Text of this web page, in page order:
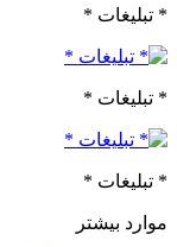
* تبلیغات *
* تبلیغات *
* تبلیغات *
موارد بیشتر